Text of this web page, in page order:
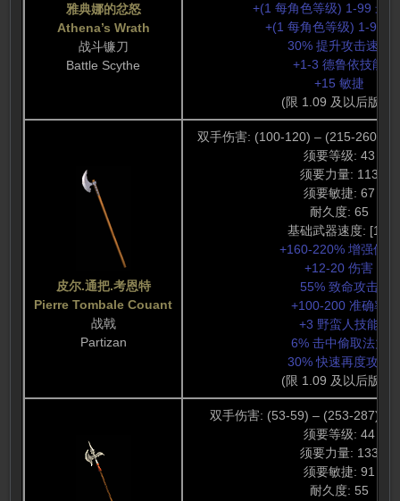
雅典娜的忿怒
Athena’s Wrath
战斗镰刀
Battle Scythe
+(1 每角色等级) 1-99 最
+(1 每角色等级) 1-99
30% 提升攻击速度
+1-3 德鲁依技能
+15 敏捷
(限 1.09 及以后版本)
皮尔.通把.考恩特
Pierre Tombale Couant
战戟
Partizan
双手伤害: (100-120) – (215-260)
须要等级: 43
须要力量: 113
须要敏捷: 67
耐久度: 65
基础武器速度: [10]
+160-220% 增强伤害
+12-20 伤害
55% 致命攻击
+100-200 准确率
+3 野蛮人技能
6% 击中偷取法力
30% 快速再度攻击
(限 1.09 及以后版本)
双手伤害: (53-59) – (253-287)
须要等级: 44
须要力量: 133
须要敏捷: 91
耐久度: 55